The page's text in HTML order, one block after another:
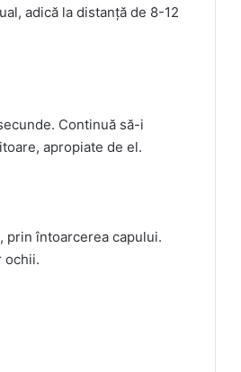
adică la distanță de 8-12
Continuă să-i
apropiate de el.
prin întoarcerea capului.
ochii.